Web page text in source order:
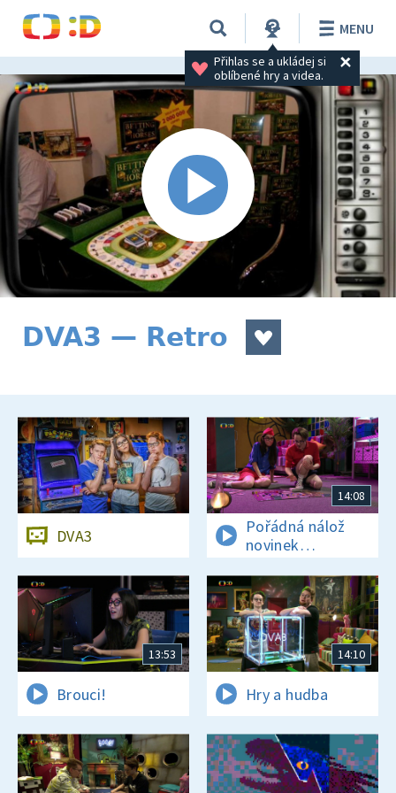
Přihlas se a ukládej si
oblíbené hry a videa.
MENU
DVA3 — Retro
DVA3
14:08
Pořádná nálož
novinek
a zajímavostí
13:53
Brouci!
14:10
Hry a hudba